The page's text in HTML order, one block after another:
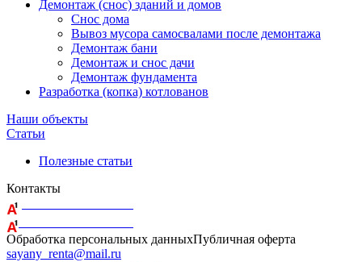
Демонтаж (снос) зданий и домов
Снос дома
Вывоз мусора самосвалами после демонтажа
Демонтаж бани
Демонтаж и снос дачи
Демонтаж фундамента
Разработка (копка) котлованов
Наши объекты
Статьи
Полезные статьи
Контакты
Обработка персональных данныхПубличная оферта
sayany_renta@mail.ru